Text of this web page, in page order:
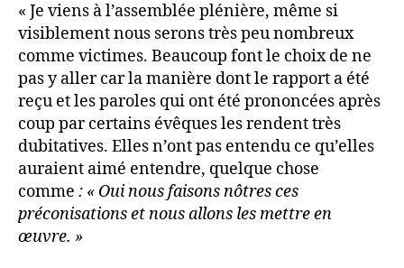
« Je viens à l’assemblée plénière, même si
visiblement nous serons très peu nombreux
comme victimes. Beaucoup font le choix de ne
pas y aller car la manière dont le rapport a été
reçu et les paroles qui ont été prononcées après
coup par certains évêques les rendent très
dubitatives. Elles n’ont pas entendu ce qu’elles
auraient aimé entendre, quelque chose
comme : « Oui nous faisons nôtres ces
préconisations et nous allons les mettre en
œuvre. »